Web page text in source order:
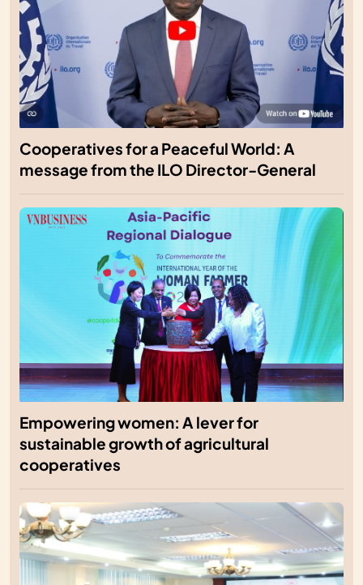
Cooperatives for a Peaceful World: A
message from the ILO Director-General
Empowering women: A lever for
sustainable growth of agricultural
cooperatives